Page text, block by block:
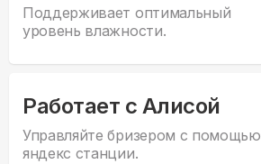
Поддерживает оптимальный
уровень влажности.
Работает с Алисой
Управляйте бризером с помощью
яндекс станции.